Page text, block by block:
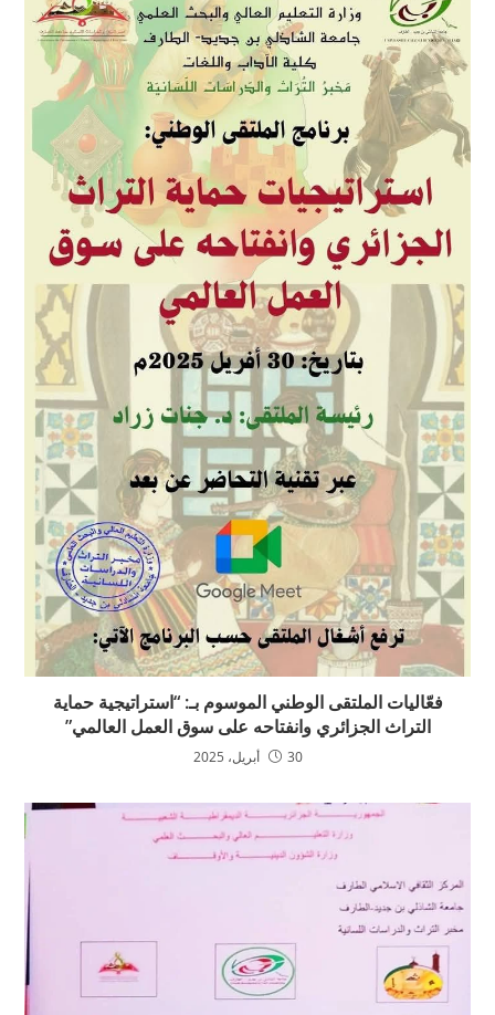
فعّاليات الملتقى الوطني الموسوم بـ: “استراتيجية حماية
التراث الجزائري وانفتاحه على سوق العمل العالمي”
30 أبريل، 2025